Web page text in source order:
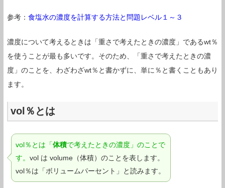
参考： 食塩水の濃度を計算する方法と問題レベル１～３
濃度について考えるときは「重さで考えたときの濃度」であるwt％
を使うことが最も多いです。そのため、「重さで考えたときの濃
度」のことを、わざわざwt％と書かずに、単に％と書くこともあり
ます。
vol％とは
vol％とは「体積で考えたときの濃度」のことで
す。 vol は volume（体積）のことを表します。
vol％は「ボリュームパーセント」と読みます。